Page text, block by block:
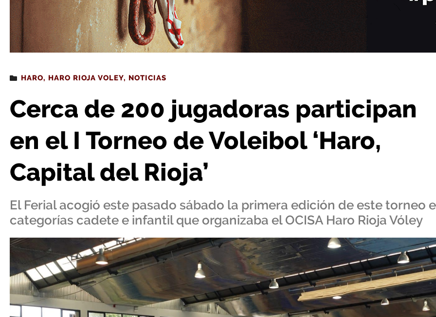
Estás leyendo: Cerca de 200 jugadoras participan en el I Torneo de Voleibol ‘Haro, Capital del Rioja’
HARO, HARO RIOJA VOLEY, NOTICIAS
Cerca de 200 jugadoras participan
en el I Torneo de Voleibol ‘Haro,
Capital del Rioja’
El Ferial acogió este pasado sábado la primera edición de este torneo
categorías cadete e infantil que organizaba el OCISA Haro Rioja Vóley